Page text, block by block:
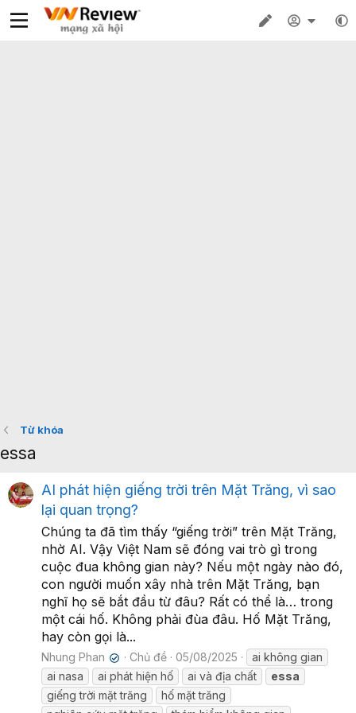
Từ khóa
essa
AI phát hiện giếng trời trên Mặt Trăng, vì sao
lại quan trọng?
Chúng ta đã tìm thấy “giếng trời” trên Mặt Trăng,
nhờ AI. Vậy Việt Nam sẽ đóng vai trò gì trong
cuộc đua không gian này? Nếu một ngày nào đó,
con người muốn xây nhà trên Mặt Trăng, bạn
nghĩ họ sẽ bắt đầu từ đâu? Rất có thể là… trong
một cái hố. Không phải đùa đâu. Hố Mặt Trăng,
hay còn gọi là...
Nhung Phan ✔ Chủ đề 05/08/2025
ai không gian
ai nasa
ai phát hiện hố ai và địa chất
essa
giếng trời mặt trăng
hố mặt trăng